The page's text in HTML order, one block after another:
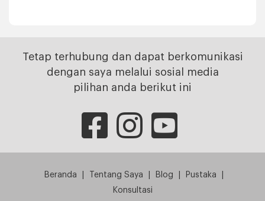
Tetap terhubung dan dapat berkomunikasi
dengan saya melalui sosial media
pilihan anda berikut ini
Beranda Tentang Saya Blog Pustaka
Konsultasi